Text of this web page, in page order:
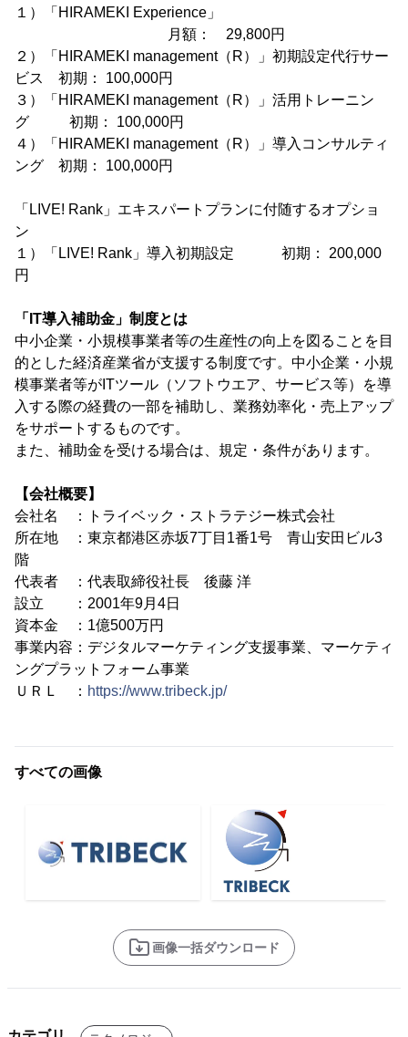
１）「HIRAMEKI Experience」
月額： 29,800円
２）「HIRAMEKI management（R）」初期設定代行サー
ビス 初期： 100,000円
３）「HIRAMEKI management（R）」活用トレーニン
グ 初期： 100,000円
４）「HIRAMEKI management（R）」導入コンサルティ
ング 初期： 100,000円
「LIVE! Rank」エキスパートプランに付随するオプショ
ン
１）「LIVE! Rank」導入初期設定 初期： 200,000
円
「IT導入補助金」制度とは
中小企業・小規模事業者等の生産性の向上を図ることを目
的とした経済産業省が支援する制度です。中小企業・小規
模事業者等がITツール（ソフトウエア、サービス等）を導
入する際の経費の一部を補助し、業務効率化・売上アップ
をサポートするものです。
また、補助金を受ける場合は、規定・条件があります。
【会社概要】
会社名 ：トライベック・ストラテジー株式会社
所在地 ：東京都港区赤坂7丁目1番1号 青山安田ビル3
階
代表者 ：代表取締役社長 後藤 洋
設立 ：2001年9月4日
資本金 ：1億500万円
事業内容：デジタルマーケティング支援事業、マーケティ
ングプラットフォーム事業
ＵＲＬ ： https://www.tribeck.jp/
すべての画像
画像一括ダウンロード